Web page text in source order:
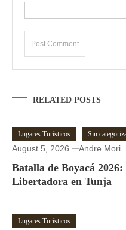
RELATED POSTS
Lugares Turísticos Sin
August 5, 2026 Andre Mori
Batalla de Boyacá
Libertadora en Tunja
Lugares Turísticos